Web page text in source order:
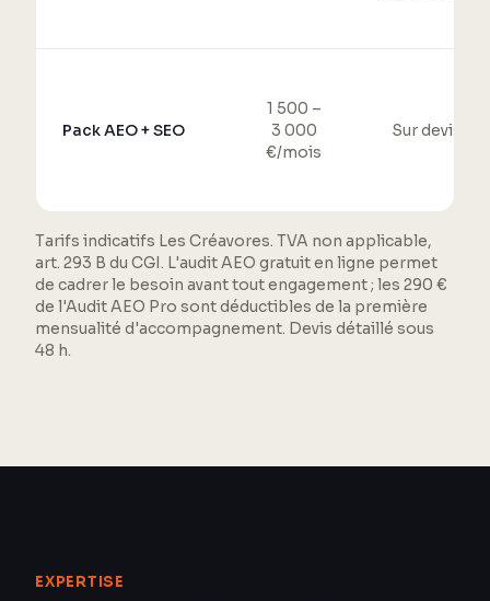
Pack AEO + SEO
1 500 –
3 000
€/mois
Sur devis
Tarifs indicatifs Les Créavores. TVA non applicable,
art. 293 B du CGI. L'audit AEO gratuit en ligne permet
de cadrer le besoin avant tout engagement ; les 290 €
de l'Audit AEO Pro sont déductibles de la première
mensualité d'accompagnement. Devis détaillé sous
48 h.
EXPERTISE